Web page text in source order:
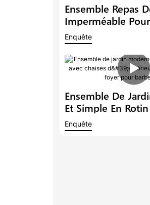
Ensemble Repas
Imperméable
Grand Fauteuil,
D'hôtel Moderne
6 Tabourets De
Accoudoirs Et
Enquête
Ensemble De
Et Simple En
Chaises
Et Table Foyer
Enquête